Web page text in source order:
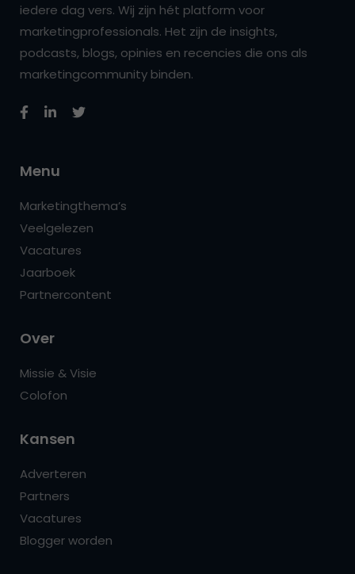
iedere dag vers. Wij zijn hét platform voor
marketingprofessionals. Het zijn de insights,
podcasts, blogs, opinies en recencies die ons als
marketingcommunity binden.
Menu
Marketingthema’s
Veelgelezen
Vacatures
Jaarboek
Partnercontent
Over
Missie & Visie
Colofon
Kansen
Adverteren
Partners
Vacatures
Blogger worden